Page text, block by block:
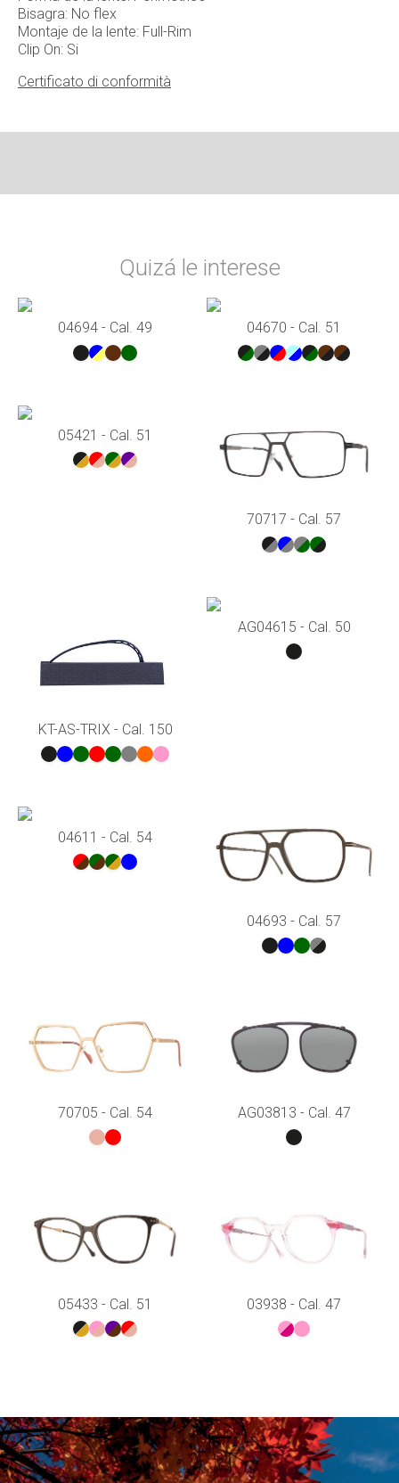
Bisagra: No flex
Montaje de la lente: Full-Rim
Clip On: Si
Certificato di conformità
Quizá le interese
04694 - Cal. 49 04670 - Cal. 51
05421 - Cal. 51
70717 - Cal. 57
KT-AS-TRIX - Cal. 150
AG04615 - Cal. 50
04611 - Cal. 54
04693 - Cal. 57
70705 - Cal. 54 AG03813 - Cal. 47
05433 - Cal. 51 03938 - Cal. 47